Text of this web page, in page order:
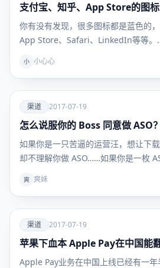
渠道
支付宝、知乎、App Store的图标
你有没有发现，很多图标都是蓝色的
App Store、Safari、LinkedIn等等。
小 小心心
爱
渠道
渠道 2017-07-19
怎么说服你的 Boss 同意做 ASO？
如果你是一只苦逼的运营汪，想让下
却不理解你做 ASO……如果你是一枚
爽 爽妹
爱
渠道
渠道 2017-07-19
苹果下血本 Apple Pay在中国能
Apple Pay业务在中国上线已经有一